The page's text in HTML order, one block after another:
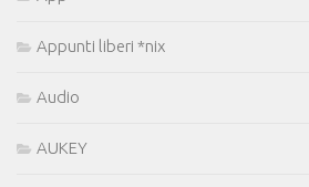
Appunti liberi *nix
Audio
AUKEY